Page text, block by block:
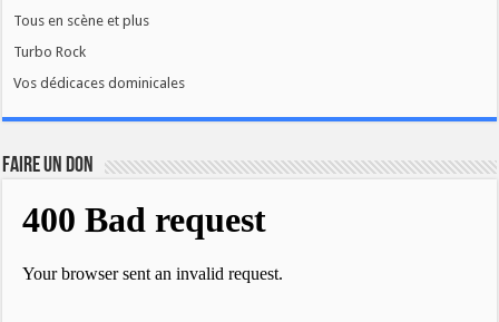
Tous en scène et plus
Turbo Rock
Vos dédicaces dominicales
FAIRE UN DON